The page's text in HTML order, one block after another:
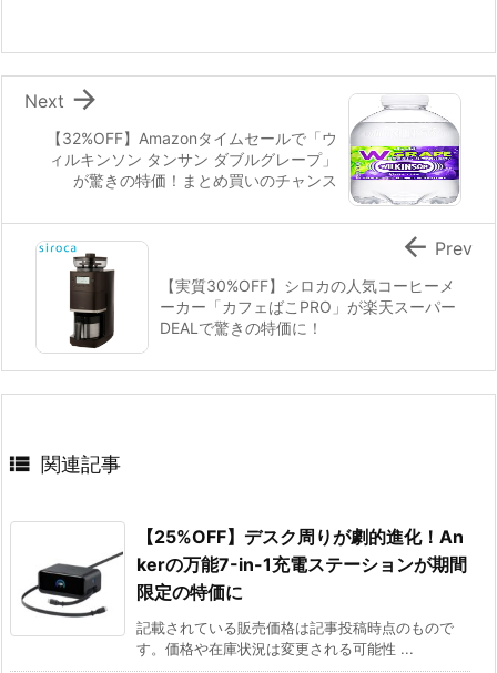
【32%OFF】Amazonタイムセールで「ウ
ィルキンソン タンサン ダブルグレープ」
が驚きの特価！まとめ買いのチャンス

Next
【実質30%OFF】シロカの人気コーヒーメ
ーカー「カフェばこPRO」が楽天スーパー
DEALで驚きの特価に！
 Prev
 関連記事
【25%OFF】デスク周りが劇的進化！An
kerの万能7-in-1充電ステーションが期間
限定の特価に
記載されている販売価格は記事投稿時点のもので
す。価格や在庫状況は変更される可能性 ...